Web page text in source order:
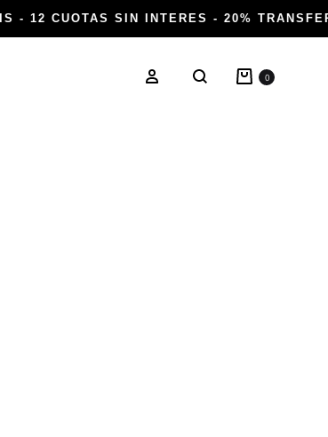
Ingresar
Buscar
Carrito
0
- 12 CUOTAS SIN INTERES - 20%